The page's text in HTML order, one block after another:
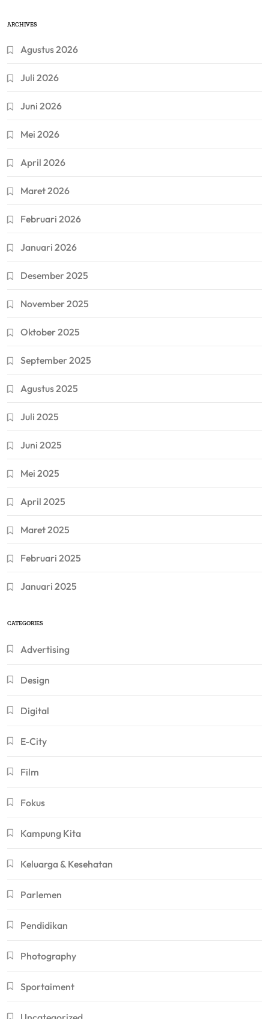
ARCHIVES
Agustus 2026
Juli 2026
Juni 2026
Mei 2026
April 2026
Maret 2026
Februari 2026
Januari 2026
Desember 2025
November 2025
Oktober 2025
September 2025
Agustus 2025
Juli 2025
Juni 2025
Mei 2025
April 2025
Maret 2025
Februari 2025
Januari 2025
CATEGORIES
Advertising
Design
Digital
E-City
Film
Fokus
Kampung Kita
Keluarga & Kesehatan
Parlemen
Pendidikan
Photography
Sportaiment